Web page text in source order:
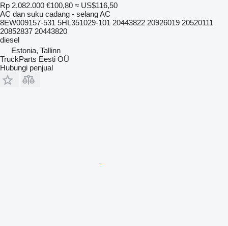
Rp 2.082.000 €100,80 ≈ US$116,50
AC dan suku cadang - selang AC
8EW009157-531 5HL351029-101 20443822 20926019 20520111
20852837 20443820
diesel
Estonia, Tallinn
TruckParts Eesti OÜ
Hubungi penjual